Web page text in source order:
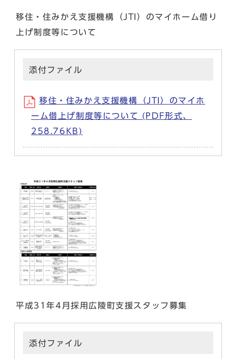
移住・住みかえ支援機構（JTI）のマイホーム借り
上げ制度等について
添付ファイル
移住・住みかえ支援機構（JTI）のマイホ
ーム借上げ制度等について (PDF形式、
258.76KB)
平成31年4月採用広陵町支援スタッフ募集
添付ファイル